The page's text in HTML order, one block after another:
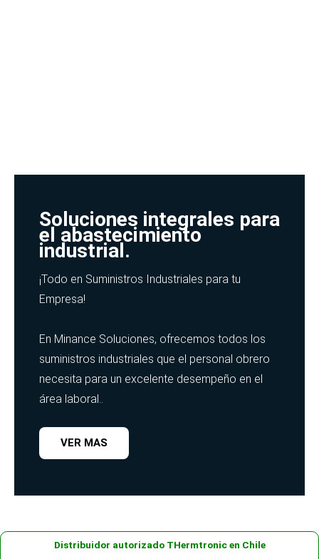
Soluciones integrales para
el abastecimiento
industrial.
¡Todo en Suministros Industriales para tu
Empresa!
En Minance Soluciones, ofrecemos todos los
suministros industriales que el personal obrero
necesita para un excelente desempeño en el
área laboral..
VER MAS
Distribuidor autorizado THermtronic en Chile